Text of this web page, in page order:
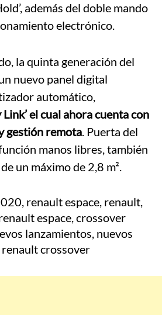
además del doble mando
electrónico.
la quinta generación del
nuevo panel digital
automático,
Link’ el cual ahora cuenta con
gestión remota. Puerta del
manos libres, también
un máximo de 2,8 m².